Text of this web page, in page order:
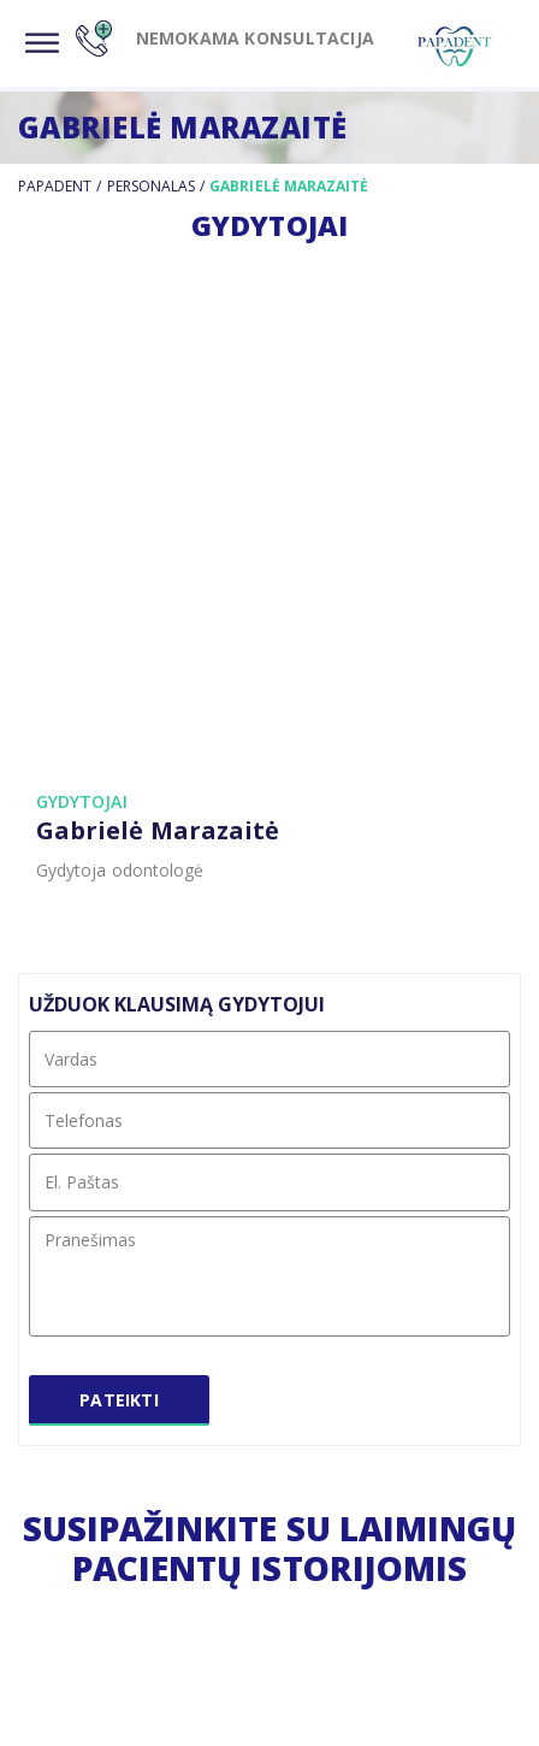
NEMOKAMA KONSULTACIJA
GABRIELĖ MARAZAITĖ
PAPADENT / PERSONALAS / GABRIELĖ MARAZAITĖ
GYDYTOJAI
GYDYTOJAI
Gabrielė Marazaitė
Gydytoja odontologė
UŽDUOK KLAUSIMĄ GYDYTOJUI
Vardas *
Telefonas *
Pranešimas *
PATEIKTI
SUSIPAŽINKITE SU LAIMINGŲ
PACIENTŲ ISTORIJOMIS